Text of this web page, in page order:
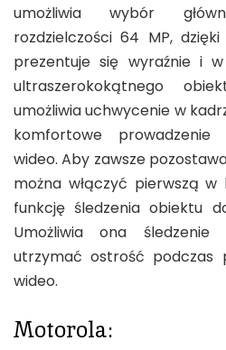
umożliwia wybór
rozdzielczości 64 MP,
prezentuje się wyraźnie i
ultraszerokokątnego
umożliwia uchwycenie w
komfortowe prowadzenie
wideo. Aby zawsze
można włączyć pierwszą w
funkcję śledzenia obiektu
Umożliwia ona
utrzymać ostrość podczas
wideo.
Motorola: